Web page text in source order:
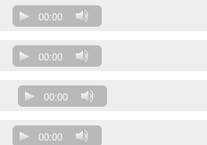
00:00
00:00
00:00
00:00